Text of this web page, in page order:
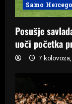
Samo
Posušje
uoči početka
7